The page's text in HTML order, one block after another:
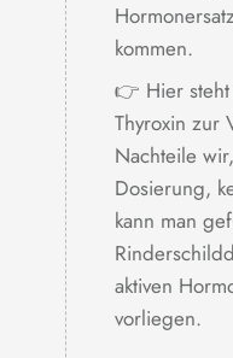
kommen.
👉 Hier steht
Thyroxin zur
Nachteile
Dosierung,
kann man
aktiven
vorliegen.